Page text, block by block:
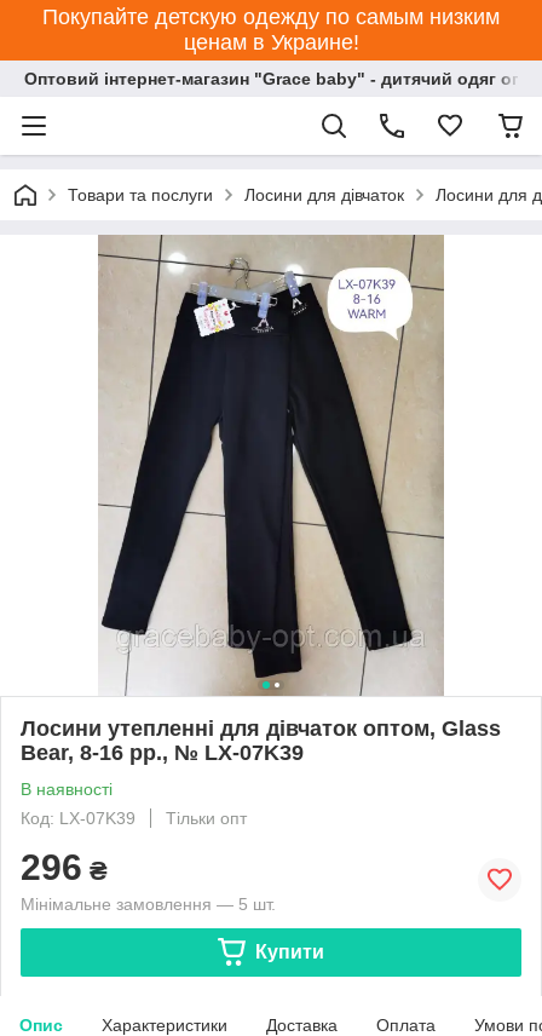
Покупайте детскую одежду по самым низким
ценам в Украине!
Оптовий інтернет-магазин "Grace baby" - дитячий одяг
Товари та послуги Лосини для дівчаток Лосини для
Лосини утепленні для дівчаток оптом, Glass
Bear, 8-16 рр., № LX-07K39
В наявності
Код: LX-07K39
Тільки опт
296 ₴
Мінімальне замовлення — 5 шт.
Купити
Опис Характеристики Доставка Оплата Умови